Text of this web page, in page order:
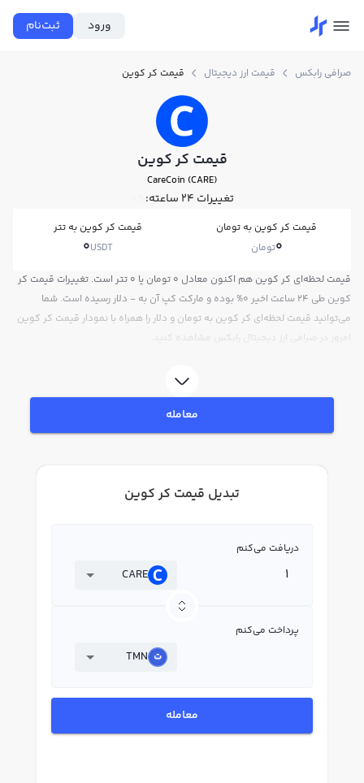
ورود ثبت‌نام
صرافی رابکس قیمت ارز دیجیتال قیمت کر کوین
قیمت کر کوین
CareCoin (CARE)
تغییرات ۲۴ ساعته: 0%
قیمت کر کوین به تومان
0تومان
قیمت کر کوین به تتر
0USDT
قیمت لحظه‌ای کر کوین هم اکنون معادل 0 تومان یا 0 تتر است. تغییرات قیمت کر
کوین طی 24 ساعت اخیر 0% بوده و مارکت کپ آن به - دلار رسیده است. شما
می‌توانید قیمت لحظه‌ای کر کوین به تومان و دلار را همراه با نمودار قیمت کر کوین
امروز در صرافی ارز دیجیتال رابکس مشاهده کنید.
معامله
تبدیل قیمت کر کوین
دریافت می‌کنم
CARE
پرداخت می‌کنم
TMN
معامله